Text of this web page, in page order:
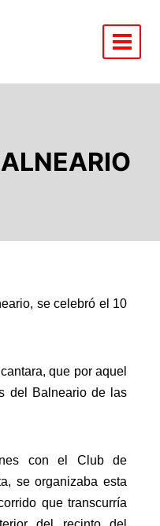
se celebró el 10
que por aquel
del Balneario de las
con el Club de
se organizaba esta
que transcurría